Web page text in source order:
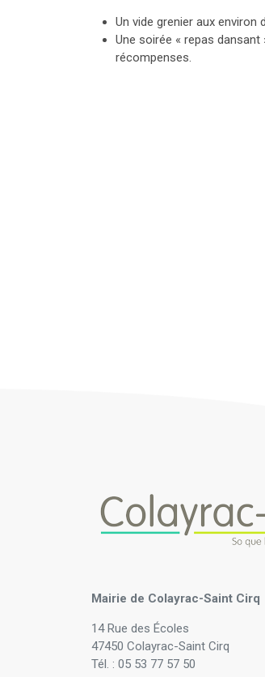
Un vide grenier aux environ
Une soirée « repas
récompenses.
Mairie de Colayrac-Saint Cirq
14 Rue des Écoles
47450 Colayrac-Saint Cirq
Tél. : 05 53 77 57 50